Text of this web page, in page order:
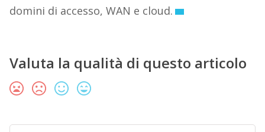
domini di accesso, WAN e cloud.
Valuta la qualità di questo articolo